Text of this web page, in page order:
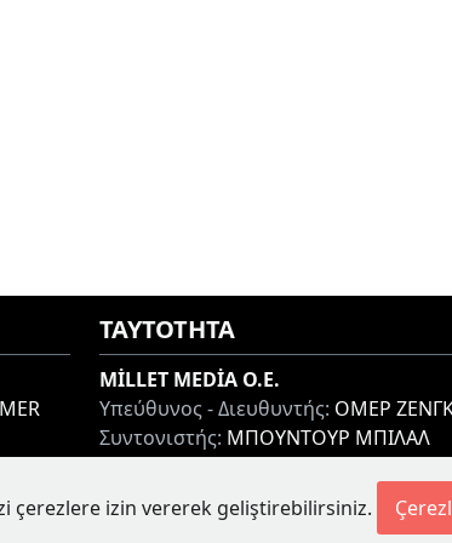
ΤΑΥΤΟΤΗΤΑ
MİLLET MEDİA O.E.
Υπεύθυνος - Διευθυντής: ΟΜΕΡ
Συντονιστής: ΜΠΟΥΝΤΟΥΡ ΜΠΙΛΑΛ
Τηλ:
+30 25410 77968
Ηλ. Διεύθυνση:
info@milletgazetesi.gr
çerezlere izin vererek geliştirebilirsiniz.